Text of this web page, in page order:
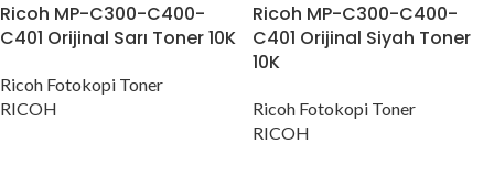
Ricoh MP-C300-C400-
C401 Orijinal Sarı Toner 10K
Ricoh Fotokopi Toner
RICOH
Ricoh MP-C300-C400-
C401 Orijinal Siyah Toner
10K
Ricoh Fotokopi Toner
RICOH